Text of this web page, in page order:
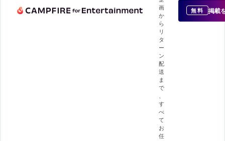
画
か
ら
リ
タ
ー
ン
配
送
ま
で
す
べ
て
お
任
無料 掲載